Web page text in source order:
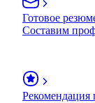
Готовое
Составим
Рекомендация